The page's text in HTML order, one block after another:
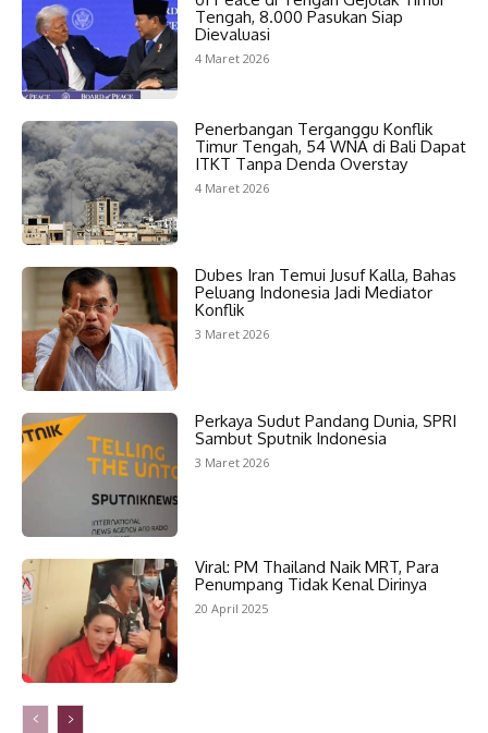
Tengah, 8.000 Pasukan Siap
Dievaluasi
4 Maret 2026
Penerbangan Terganggu Konflik
Timur Tengah, 54 WNA di Bali Dapat
ITKT Tanpa Denda Overstay
4 Maret 2026
Dubes Iran Temui Jusuf Kalla, Bahas
Peluang Indonesia Jadi Mediator
Konflik
3 Maret 2026
Perkaya Sudut Pandang Dunia, SPRI
Sambut Sputnik Indonesia
3 Maret 2026
Viral: PM Thailand Naik MRT, Para
Penumpang Tidak Kenal Dirinya
20 April 2025